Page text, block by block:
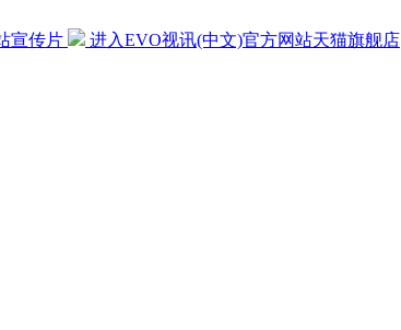
宣传片 进入EVO视讯(中文)官方网站天猫旗舰店